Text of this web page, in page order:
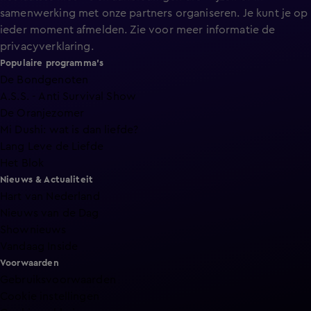
samenwerking met onze partners organiseren. Je kunt je op
ieder moment afmelden. Zie voor meer informatie de
privacyverklaring.
Populaire programma's
De Bondgenoten
A.S.S. - Anti Survival Show
De Oranjezomer
Mi Dushi: wat is dan liefde?
Lang Leve de Liefde
Het Blok
Nieuws & Actualiteit
Voorwaarden